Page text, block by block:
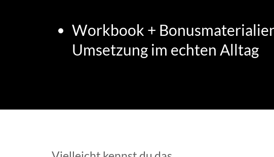
Workbook +
Umsetzung im echten Alltag